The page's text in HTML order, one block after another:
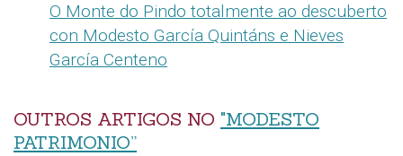
O Monte do Pindo totalmente ao descuberto
con Modesto García Quintáns e Nieves
García Centeno
OUTROS ARTIGOS NO "MODESTO
PATRIMONIO”